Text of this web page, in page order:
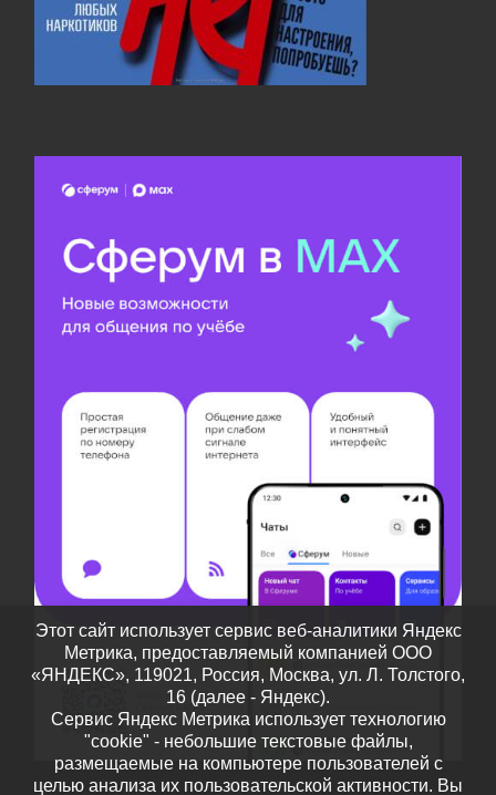
Этот сайт использует сервис веб-аналитики Яндекс
Метрика, предоставляемый компанией ООО
«ЯНДЕКС», 119021, Россия, Москва, ул. Л. Толстого,
16 (далее - Яндекс).
Сервис Яндекс Метрика использует технологию
"cookie" - небольшие текстовые файлы,
размещаемые на компьютере пользователей с
целью анализа их пользовательской активности. Вы